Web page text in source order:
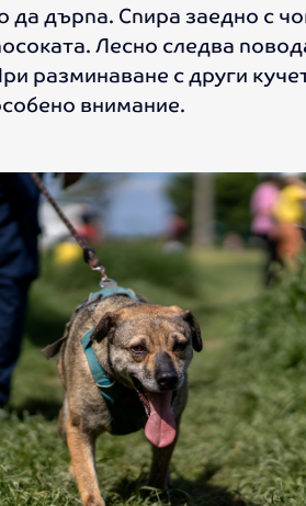
да дърпа. Спира заедно с
Лесно следва
разминаване с други
внимание.